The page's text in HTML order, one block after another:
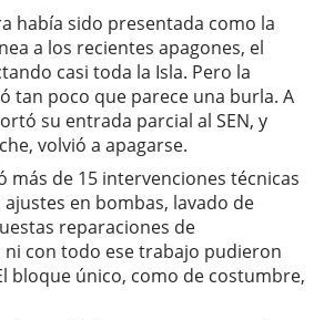
había sido presentada como la
a los recientes apagones, el
casi toda la Isla. Pero la
tan poco que parece una burla. A
su entrada parcial al SEN, y
volvió a apagarse.
más de 15 intervenciones técnicas
en bombas, lavado de
reparaciones de
con todo ese trabajo pudieron
bloque único, como de costumbre,